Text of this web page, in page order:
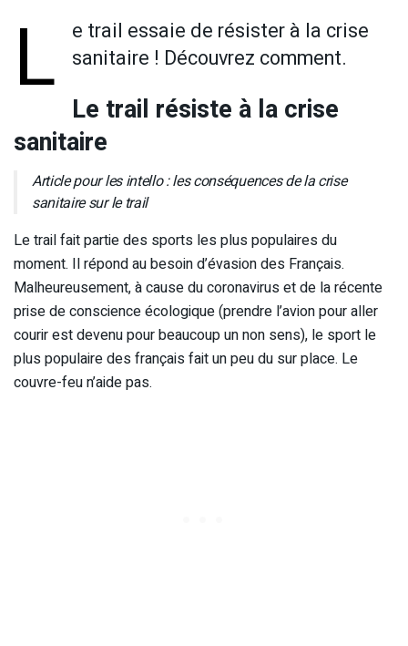
L
e trail essaie de résister à la crise
sanitaire ! Découvrez comment.
Le trail résiste à la crise
sanitaire
Article pour les intello :les conséquences de la crise
sanitaire sur le trail
Le trail fait partie des sports les plus populaires du
moment. Il répond au besoin d’évasion des Français.
Malheureusement, à cause du coronavirus et de la récente
prise de conscience écologique (prendre l’avion pour aller
courir est devenu pour beaucoup un non sens), le sport le
plus populaire des français fait un peu du sur place. Le
couvre-feu n’aide pas.